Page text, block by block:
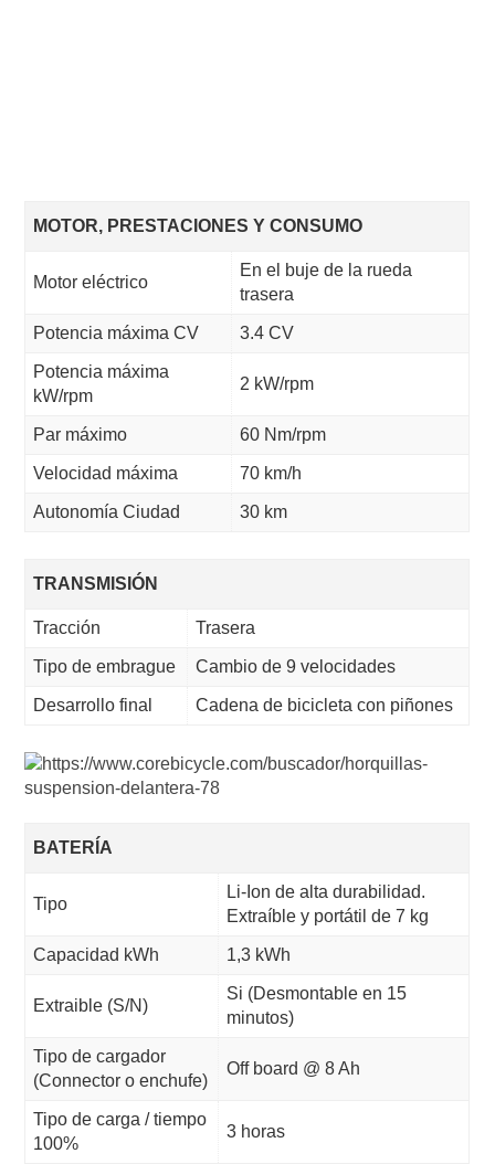
MOTOR, PRESTACIONES Y CONSUMO
Motor eléctrico
En el buje de la rueda
trasera
Potencia máxima CV 3.4 CV
Potencia máxima
kW/rpm
2 kW/rpm
Par máximo 60 Nm/rpm
Velocidad máxima 70 km/h
Autonomía Ciudad 30 km
TRANSMISIÓN
Tracción Trasera
Tipo de embrague Cambio de 9 velocidades
Desarrollo final Cadena de bicicleta con piñones
BATERÍA
Tipo
Li-Ion de alta durabilidad.
Extraíble y portátil de 7 kg
Capacidad kWh 1,3 kWh
Extraible (S/N)
Si (Desmontable en 15
minutos)
Tipo de cargador
(Connector o enchufe)
Off board @ 8 Ah
Tipo de carga / tiempo
100%
3 horas